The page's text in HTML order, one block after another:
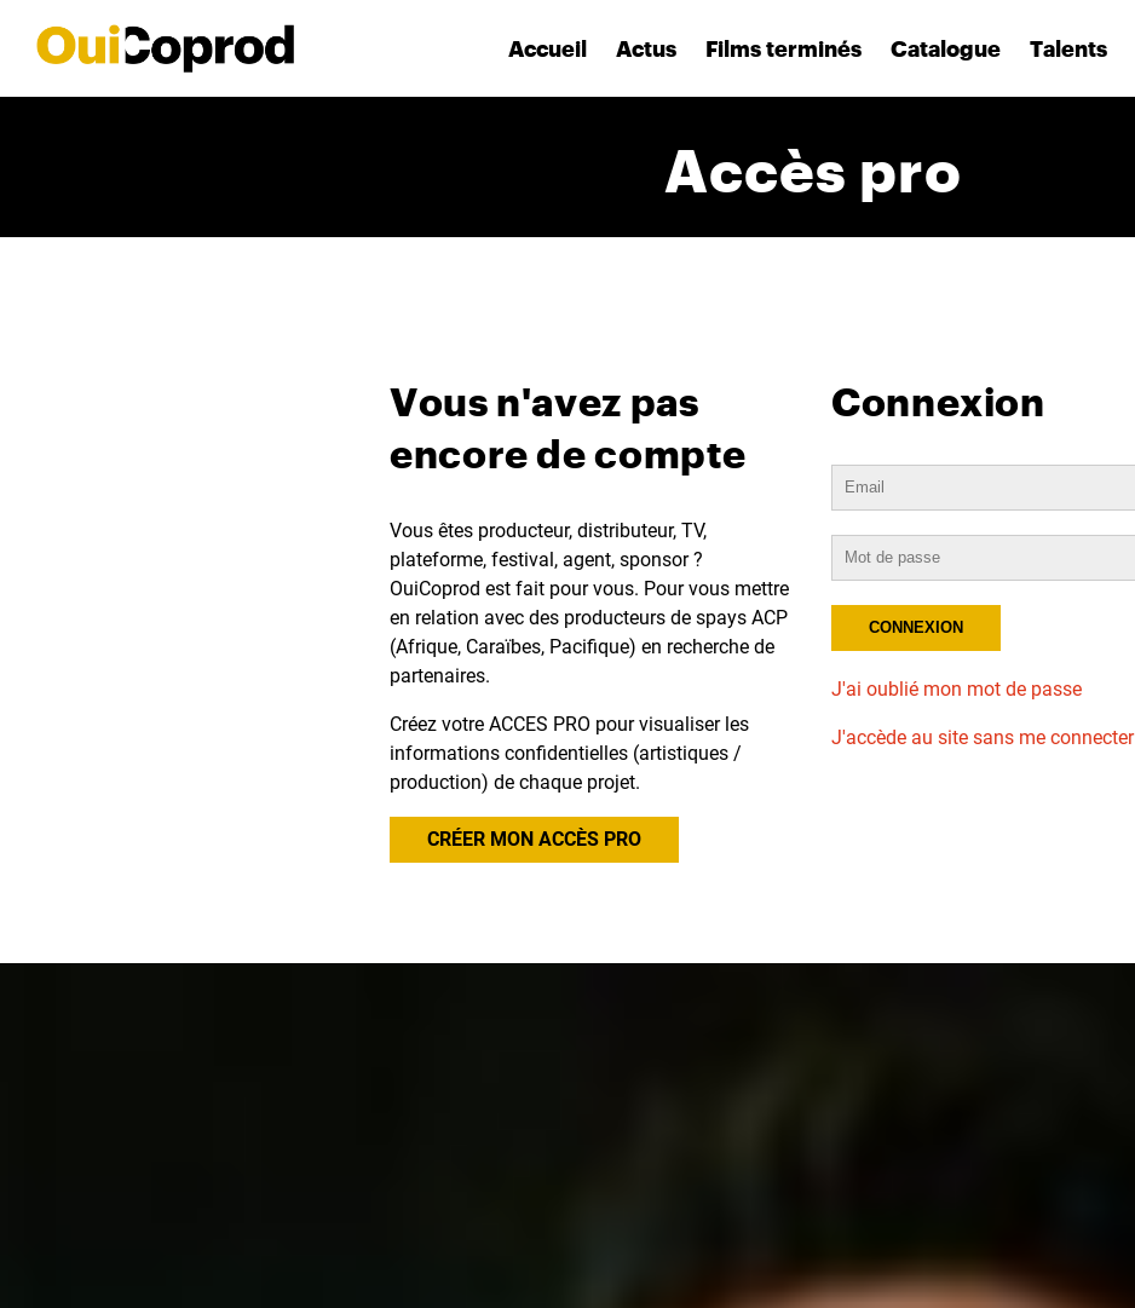
Accueil Actus Films terminés Catalogue Talents
Accès pro
Vous n'avez pas
encore de compte
Vous êtes producteur, distributeur, TV,
plateforme, festival, agent, sponsor ?
OuiCoprod est fait pour vous. Pour vous mettre
en relation avec des producteurs de spays ACP
(Afrique, Caraïbes, Pacifique) en recherche de
partenaires.
Créez votre ACCES PRO pour visualiser les
informations confidentielles (artistiques /
production) de chaque projet.
CRÉER MON ACCÈS PRO
Connexion
J'ai oublié mon mot de passe
J'accède au site sans me connecter